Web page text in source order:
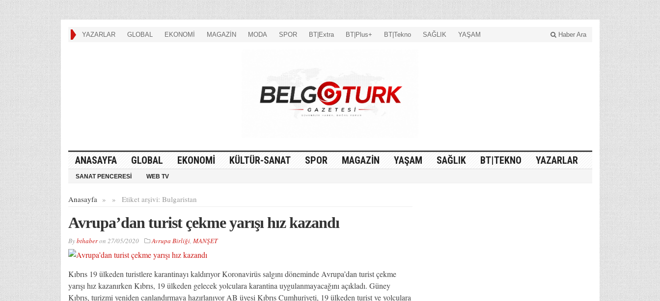
YAZARLAR GLOBAL EKONOMİ MAGAZİN MODA SPOR BT|Extra BT|Plus+ BT|Tekno SAĞLIK YAŞAM Haber Ara
ANASAYFA GLOBAL EKONOMİ KÜLTÜR-SANAT SPOR MAGAZİN YAŞAM SAĞLIK BT|TEKNO YAZARLAR
SANAT PENCERESİ WEB TV
Anasayfa » Etiket arşivi:
» Bulgaristan
Avrupa’dan turist çekme yarışı hız kazandı
Bybthaberon 27/05/2020 Avrupa Birliği, MANŞET
Kıbrıs 19 ülkeden turistlere karantinayı kaldırıyor Koronavirüs salgını döneminde Avrupa’dan turist çekme
yarışı hız kazanırken Kıbrıs, 19 ülkeden gelecek yolculara karantina uygulanmayacağını açıkladı. Güney
Kıbrıs, turizmi yeniden canlandırmaya hazırlanıyor AB üyesi Kıbrıs Cumhuriyeti, 19 ülkeden turist ve yolculara